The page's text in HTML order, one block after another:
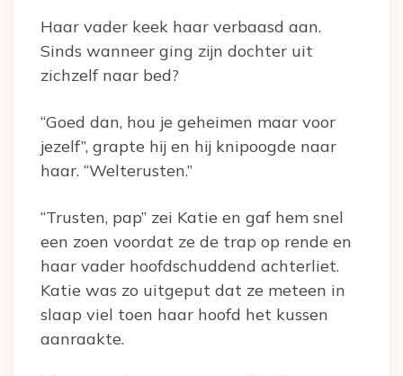
Haar vader keek haar verbaasd aan.
Sinds wanneer ging zijn dochter uit
zichzelf naar bed?
“Goed dan, hou je geheimen maar voor
jezelf”, grapte hij en hij knipoogde naar
haar. “Welterusten.”
“Trusten, pap” zei Katie en gaf hem snel
een zoen voordat ze de trap op rende en
haar vader hoofdschuddend achterliet.
Katie was zo uitgeput dat ze meteen in
slaap viel toen haar hoofd het kussen
aanraakte.